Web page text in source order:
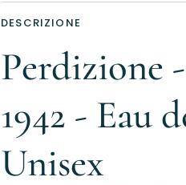
DESCRIZIONE
Perdizione
1942 - Eau
Unisex